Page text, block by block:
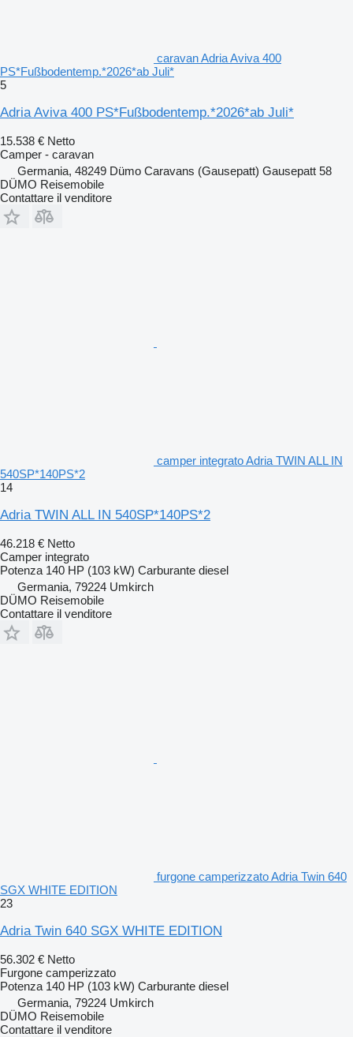
caravan Adria Aviva 400
PS*Fußbodentemp.*2026*ab Juli*
5
Adria Aviva 400 PS*Fußbodentemp.*2026*ab Juli*
15.538 € Netto
Camper - caravan
Germania, 48249 Dümo Caravans (Gausepatt) Gausepatt 58
DÜMO Reisemobile
Contattare il venditore
camper integrato Adria TWIN ALL IN
540SP*140PS*2
14
Adria TWIN ALL IN 540SP*140PS*2
46.218 € Netto
Camper integrato
Potenza 140 HP (103 kW) Carburante diesel
Germania, 79224 Umkirch
DÜMO Reisemobile
Contattare il venditore
furgone camperizzato Adria Twin 640
SGX WHITE EDITION
23
Adria Twin 640 SGX WHITE EDITION
56.302 € Netto
Furgone camperizzato
Potenza 140 HP (103 kW) Carburante diesel
Germania, 79224 Umkirch
DÜMO Reisemobile
Contattare il venditore